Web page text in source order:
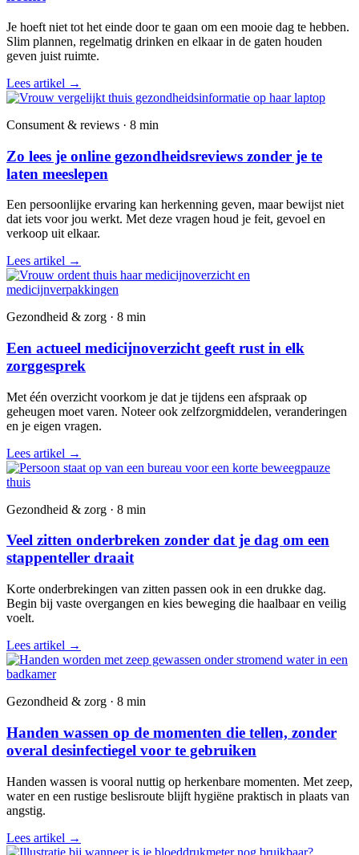
Je hoeft niet tot het einde door te gaan om een mooie dag te hebben.
Slim plannen, regelmatig drinken en elkaar in de gaten houden
geven juist ruimte.
Lees artikel →
Consument & reviews · 8 min
Zo lees je online gezondheidsreviews zonder je te
laten meeslepen
Een persoonlijke ervaring kan herkenning geven, maar bewijst niet
dat iets voor jou werkt. Met deze vragen houd je feit, gevoel en
verkoop uit elkaar.
Lees artikel →
Gezondheid & zorg · 8 min
Een actueel medicijnoverzicht geeft rust in elk
zorggesprek
Met één overzicht voorkom je dat je tijdens een afspraak op
geheugen moet varen. Noteer ook zelfzorgmiddelen, veranderingen
en je eigen vragen.
Lees artikel →
Gezondheid & zorg · 8 min
Veel zitten onderbreken zonder dat je dag om een
stappenteller draait
Korte onderbrekingen van zitten passen ook in een drukke dag.
Begin bij vaste overgangen en kies beweging die haalbaar en veilig
voelt.
Lees artikel →
Gezondheid & zorg · 8 min
Handen wassen op de momenten die tellen, zonder
overal desinfectiegel voor te gebruiken
Handen wassen is vooral nuttig op herkenbare momenten. Met zeep,
water en een rustige beslisroute blijft hygiëne praktisch in plaats van
angstig.
Lees artikel →